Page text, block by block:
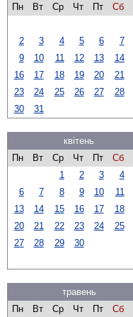
Пн
Вт Ср Чт Пт Сб
2
3 4 5 6 7
9
10 11 12 13 14
16
17 18 19 20 21
23
24 25 26 27 28
30
31
квітень
Пн
Вт Ср Чт Пт Сб
1
2 3 4
6
7 8 9 10 11
13
14 15 16 17 18
20
21 22 23 24 25
27
28 29 30
травень
Пн
Вт Ср Чт Пт Сб